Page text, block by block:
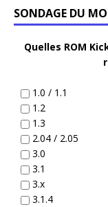
SONDAGE DU
Quelles ROM
1.0 / 1.1
1.2
1.3
2.04 / 2.05
3.0
3.1
3.x
3.1.4